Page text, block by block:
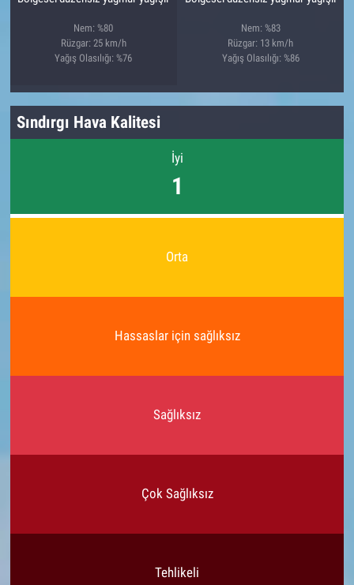
Nem: %80
Rüzgar: 25 km/h
Yağış Olasılığı: %76
Nem: %83
Rüzgar: 13 km/h
Yağış Olasılığı: %86
Sındırgı Hava Kalitesi
İyi
1
Orta
Hassaslar için sağlıksız
Sağlıksız
Çok Sağlıksız
Tehlikeli